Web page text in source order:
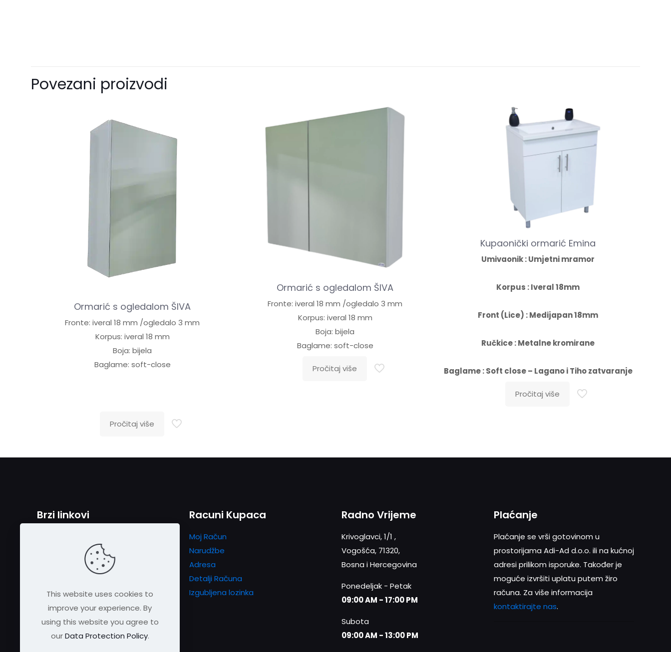
Povezani proizvodi
Ormarić s ogledalom ŠIVA
Fronte: iveral 18 mm /ogledalo 3 mm
Korpus: iveral 18 mm
Boja: bijela
Baglame: soft-close
Pročitaj više
Ormarić s ogledalom ŠIVA
Fronte: iveral 18 mm /ogledalo 3 mm
Korpus: iveral 18 mm
Boja: bijela
Baglame: soft-close
Pročitaj više
Kupaonički ormarić Emina
Umivaonik : Umjetni mramor
Korpus : Iveral 18mm
Front (Lice) : Medijapan 18mm
Ručkice : Metalne kromirane
Baglame : Soft close – Lagano i Tiho zatvaranje
Pročitaj više
Brzi linkovi
Način plaćanja
Privacy Policy
Racuni Kupaca
Moj Račun
Narudžbe
Adresa
Detalji Računa
Izgubljena lozinka
Radno Vrijeme
Krivoglavci, 1/1 ,
Vogošća, 71320,
Bosna i Hercegovina
Ponedeljak - Petak
09:00 AM - 17:00 PM
Subota
09:00 AM - 13:00 PM
Plaćanje
Plaćanje se vrši gotovinom u
prostorijama Adi-Ad d.o.o. ili na kućnoj
adresi prilikom isporuke. Također je
moguće izvršiti uplatu putem žiro
računa. Za više informacija
kontaktirajte nas.
This website uses cookies to
improve your experience. By
using this website you agree to
ourData Protection Policy.